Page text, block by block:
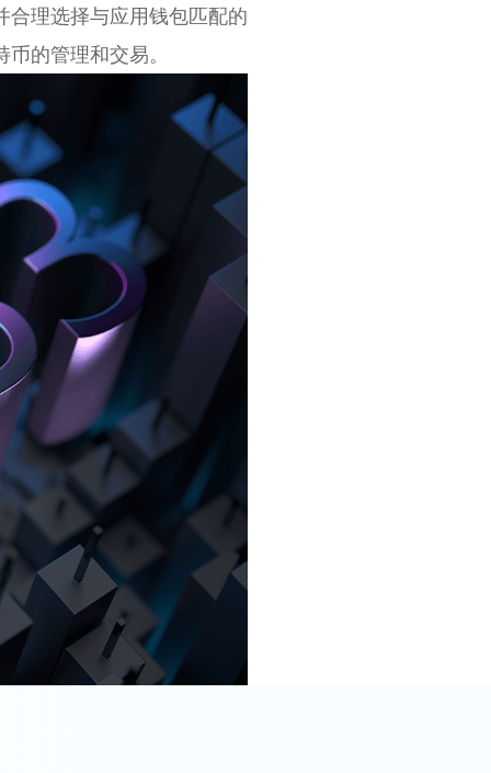
理选择与应用钱包匹配的
的管理和交易。